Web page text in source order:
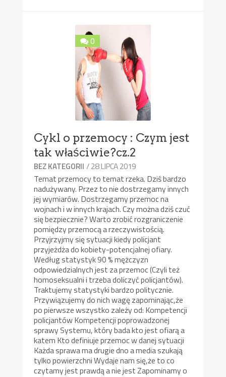
0
Cykl o przemocy : Czym jest
tak właściwie?cz.2
BEZ KATEGORII / 28 LIPCA 2019
Temat przemocy to temat rzeka. Dziś bardzo
nadużywany. Przez to nie dostrzegamy innych
jej wymiarów. Dostrzegamy przemoc na
wojnach i w innych krajach. Czy można dziś czuć
się bezpiecznie? Warto zrobić rozgraniczenie
pomiędzy przemocą a rzeczywistością.
Przyjrzyjmy się sytuacji kiedy policjant
przyjeżdża do kobiety-potencjalnej ofiary.
Według statystyk 90 % mężczyzn
odpowiedzialnych jest za przemoc (Czyli też
homoseksualni i trzeba doliczyć policjantów).
Traktujemy statystyki bardzo politycznie.
Przywiązujemy do nich wagę zapominając,że
po pierwsze wszystko zależy od: Kompetencji
policjantów Kompetencji poprowadzonej
sprawy Systemu, który bada kto jest ofiarą a
katem Kto definiuje przemoc w danej sytuacji
Każda sprawa ma drugie dno a media szukają
tylko powierzchni Wydaje nam się,że to co
czytamy jest prawdą a nie jest Zapominamy o